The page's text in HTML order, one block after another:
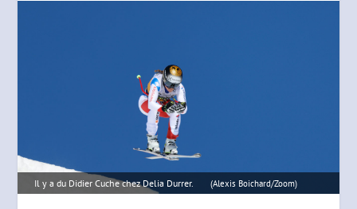
Il y a du Didier Cuche chez Delia Durrer. (Alexis Boichard/Zoom)